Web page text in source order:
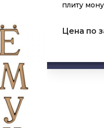
плиту
Цена по